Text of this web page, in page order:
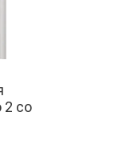
2 со